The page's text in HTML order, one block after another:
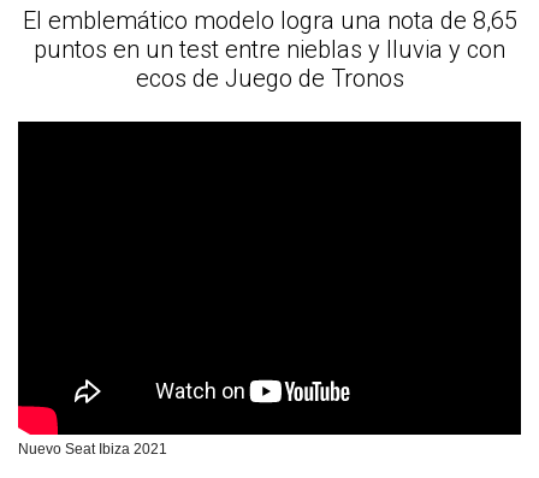
El emblemático modelo logra una nota de 8,65
puntos en un test entre nieblas y lluvia y con
ecos de Juego de Tronos
Nuevo Seat Ibiza 2021